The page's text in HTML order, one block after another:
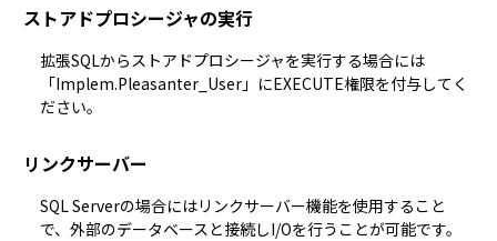
ストアドプロシージャの実行
拡張SQLからストアドプロシージャを実行する場合には
「Implem.Pleasanter_User」にEXECUTE権限を付与してく
ださい。
リンクサーバー
SQL Serverの場合にはリンクサーバー機能を使用すること
で、外部のデータベースと接続しI/Oを行うことが可能です。